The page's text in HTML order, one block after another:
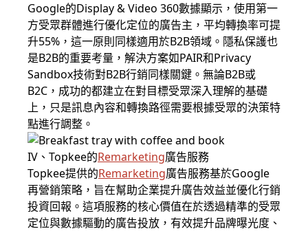
Google的Display & Video 360數據顯示，使用第一
方受眾群體進行優化定位的廣告主，平均轉換率可提
升55%，這一原則同樣適用於B2B領域。隱私保護也
是B2B的重要考量，解決方案如PAIR和Privacy
Sandbox技術對B2B行銷同樣關鍵。無論B2B或
B2C，成功的都建立在對目標受眾深入理解的基礎
上，只是訊息內容和轉換路徑需要根據受眾的決策特
點進行調整。
IV、Topkee的Remarketing廣告服務
Topkee提供的Remarketing廣告服務基於Google
再營銷策略，旨在幫助企業提升廣告效益並優化行銷
投資回報。這項服務的核心價值在於透過精準的受眾
定位與數據驅動的廣告投放，有效提升品牌曝光度、